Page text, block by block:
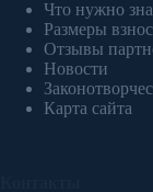
Что нужно
Размеры
Отзывы
Новости
Карта сайта